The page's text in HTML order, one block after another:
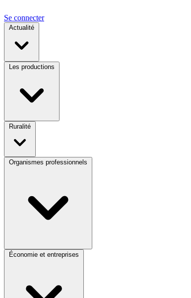
Se connecter
Actualité
Les productions
Ruralité
Organismes professionnels
Économie et entreprises